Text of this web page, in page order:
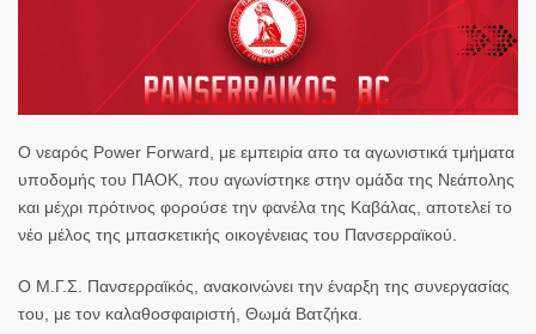
Ο νεαρός Power Forward, με εμπειρία απο τα αγωνιστικά τμήματα
υποδομής του ΠΑΟΚ, που αγωνίστηκε στην ομάδα της Νεάπολης
και μέχρι πρότινος φορούσε την φανέλα της Καβάλας, αποτελεί το
νέο μέλος της μπασκετικής οικογένειας του Πανσερραϊκού.
Ο Μ.Γ.Σ. Πανσερραϊκός, ανακοινώνει την έναρξη της συνεργασίας
του, με τον καλαθοσφαιριστή, Θωμά Βατζήκα.